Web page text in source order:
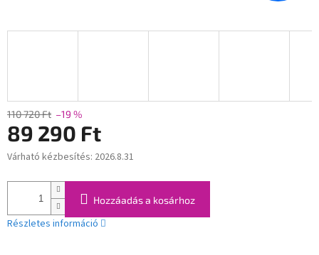
110 720 Ft –19 %
89 290 Ft
Egységár:
Várható kézbesítés: 2026.8.31
Hozzáadás a kosárhoz
Részletes információ